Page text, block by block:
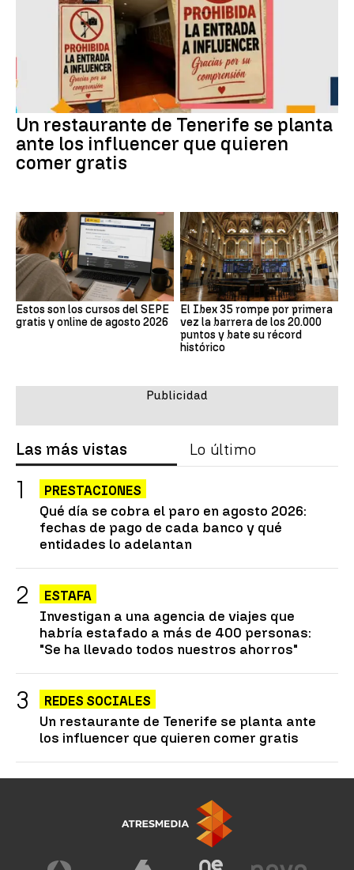
Un restaurante de Tenerife se planta
ante los influencer que quieren
comer gratis
Estos son los cursos del SEPE
gratis y online de agosto 2026
El Ibex 35 rompe por primera
vez la barrera de los 20.000
puntos y bate su récord
histórico
Las más vistas Lo último
PRESTACIONES
Qué día se cobra el paro en agosto 2026:
fechas de pago de cada banco y qué
entidades lo adelantan
ESTAFA
Investigan a una agencia de viajes que
habría estafado a más de 400 personas:
"Se ha llevado todos nuestros ahorros"
REDES SOCIALES
Un restaurante de Tenerife se planta ante
los influencer que quieren comer gratis